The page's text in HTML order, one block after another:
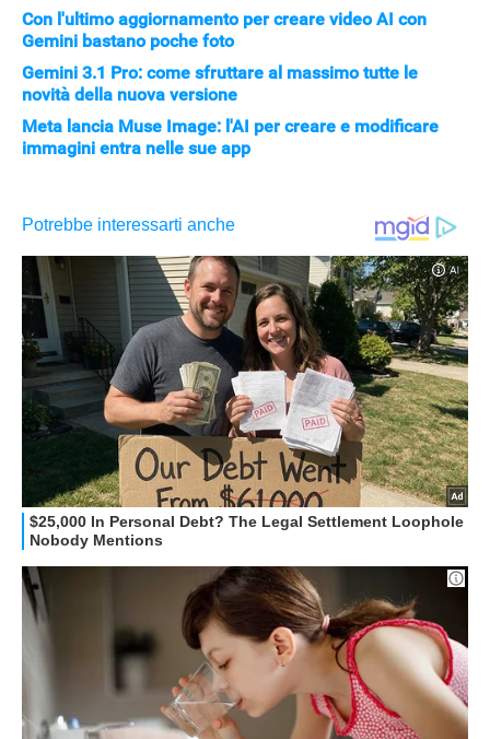
Con l'ultimo aggiornamento per creare video AI con
Gemini bastano poche foto
Gemini 3.1 Pro: come sfruttare al massimo tutte le
novità della nuova versione
Meta lancia Muse Image: l'AI per creare e modificare
immagini entra nelle sue app